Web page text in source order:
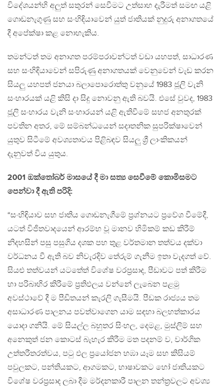
විදේශයන්හි අලුත් සතුරන් සෙවීමට උත්සාහ දැරීමත් සමඟ යළි
ගොඩනැගුණු සහ සංහිඳියාවෙන් යුත් ජාතියක් නුදුරු අනාගතයේ
දී අපේක්ෂා කළ නොහැකිය.
තමන්ටත් තම අනාගත පරම්පරාවන්ටත් වඩා යහපත්, සාධාරණ
සහ සංහිඳියාවෙන් සපිරුණු අනාගතයක් වෙනුවෙන් වැඩ කරන
සියලු යහපත් ජනයා බලාපොරොත්තු වනුයේ 1983 ජූලි වැනි
සංහාරයක් යළි කිසි දා සිදු නොවනු ඇති බවයි. එසේ වුවද, 1983
ජූලි සංහාරය වැනි සංහාරයන් යළි ඇතිවීමේ සහජ අනතුරක්
පවතින අතර, මේ සම්බන්ධයෙන් සදාතනික සුපරික්ෂාවෙන්
යුතුව සිටීමේ අවශ්‍යතාවය පිළිබඳව සියලු ශ්‍රී ලාංකිකයන්
දැනුවත් විය යුතුය.
2001 ඔක්තෝබර් මාසයේ දී මා සත්‍ය සෙවීමේ කොමිසමට
පෙන්වා දී ඇති පරිදි:
“සංහිඳියාව සහ ජාතිය ගොඩනැගීමේ ප්‍රශ්නයට ප්‍රවේශ වීමේදී,
යටත් විජිතවාදයෙන් ආරම්භ වූ මානව හිමිකම් කඩ කිරීම්
නිදහසින් පසු පසුගිය දශක පහ තුළ වර්තමාන තත්වය දක්වා
වර්ධනය වී ඇති බව නිවැරදිව තේරුම් ගැනීම ඉතා වැදගත් වේ.
සියළු තත්වයන් යටතේත් විශේෂ වරප්‍රසාද, පීඩාවට පත් කිරීම
හා පරිබාහිර කිරීමේ ප්‍රතිඵලය වන්නේ ලැබෙන පළමු
අවස්ථාවේ දී ම පීඩිතයන් කැරලි ගැසීමයි. පීඩක රාජ්‍යය තම
අසාධාරණ පාලනය පවත්වාගෙන යාම සඳහා බලහත්කාරය
යොදා ගනියි. මේ සියල්ල බහුතර සිංහල, දෙමළ, මුස්ලිම් සහ
අනෙකුත් ජන කොටස් බැහැර කිරීම මත පදනම් ව, වාර්ගික
උත්තරීතරත්වය, පටු ඵල ප්‍රයෝජන හඹා යෑම සහ කිසියම්
පවුලකට, පන්තියකට, ආගමකට, භාෂාවකට හෝ ජාතියකට
විශේෂ වරප්‍රසාද ලබා දීම මර්දනකාරී පාලන තන්ත්‍රවලට අවශ්‍ය